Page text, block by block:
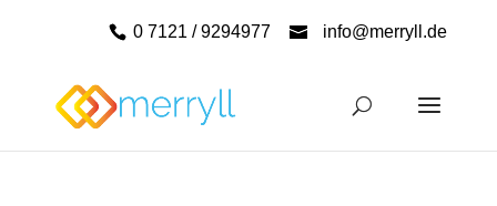
0 7121 / 9294977 info@merryll.de